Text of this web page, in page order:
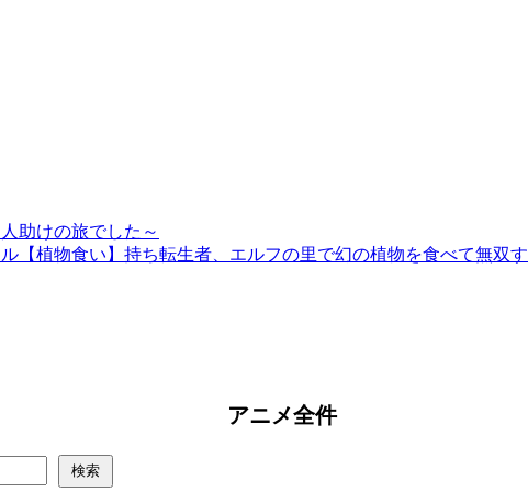
助けの旅でした～
【植物食い】持ち転生者、エルフの里で幻の植物を食べて無双
アニメ全件
検索